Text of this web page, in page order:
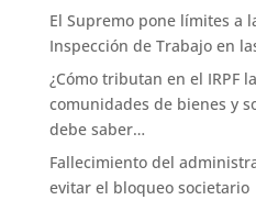
El Supremo pone límites a
Inspección de Trabajo en
¿Cómo tributan en el IRPF
comunidades de bienes y
debe saber…
Fallecimiento del
evitar el bloqueo societario